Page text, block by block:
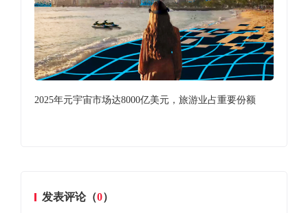
2025年元宇宙市场达8000亿美元，旅游业占重要份额
发表评论（0）